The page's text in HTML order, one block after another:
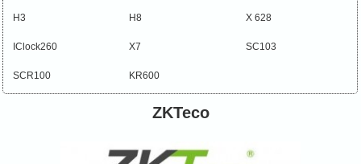
H3 H8 X 628
IClock260 X7 SC103
SCR100 KR600
ZKTeco